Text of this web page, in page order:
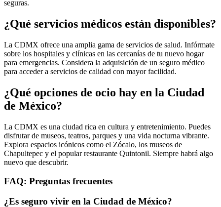
seguras.
¿Qué servicios médicos están disponibles?
La CDMX ofrece una amplia gama de servicios de salud. Infórmate
sobre los hospitales y clínicas en las cercanías de tu nuevo hogar
para emergencias. Considera la adquisición de un seguro médico
para acceder a servicios de calidad con mayor facilidad.
¿Qué opciones de ocio hay en la Ciudad
de México?
La CDMX es una ciudad rica en cultura y entretenimiento. Puedes
disfrutar de museos, teatros, parques y una vida nocturna vibrante.
Explora espacios icónicos como el Zócalo, los museos de
Chapultepec y el popular restaurante Quintonil. Siempre habrá algo
nuevo que descubrir.
FAQ: Preguntas frecuentes
¿Es seguro vivir en la Ciudad de México?